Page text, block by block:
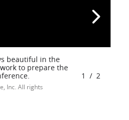
beautiful in the
to prepare the
Inc. All rights
1 / 2